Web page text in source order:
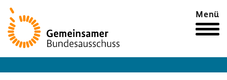
Zur
Startseite
Menü